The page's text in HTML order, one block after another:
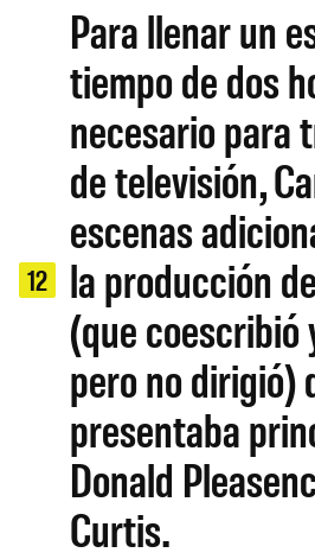
12
Para llenar un
tiempo de dos
necesario para
de televisión,
escenas
la producción
(que coescribió
pero no dirigió)
presentaba
Donald
Curtis.